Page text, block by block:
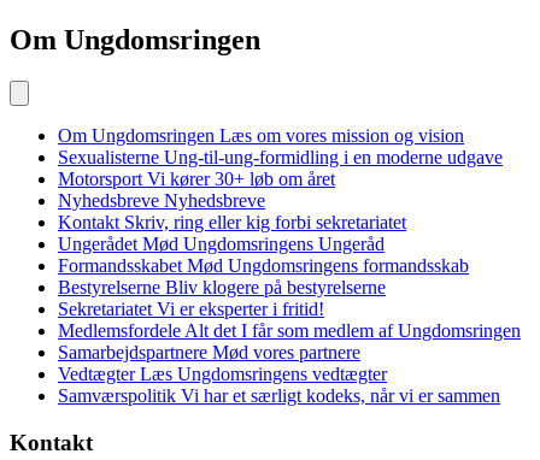
Om Ungdomsringen
Om Ungdomsringen Læs om vores mission og vision
Sexualisterne Ung-til-ung-formidling i en moderne udgave
Motorsport Vi kører 30+ løb om året
Nyhedsbreve Nyhedsbreve
Kontakt Skriv, ring eller kig forbi sekretariatet
Ungerådet Mød Ungdomsringens Ungeråd
Formandsskabet Mød Ungdomsringens formandsskab
Bestyrelserne Bliv klogere på bestyrelserne
Sekretariatet Vi er eksperter i fritid!
Medlemsfordele Alt det I får som medlem af Ungdomsringen
Samarbejdspartnere Mød vores partnere
VedtægterLæs Ungdomsringens vedtægter
Samværspolitik Vi har et særligt kodeks, når vi er sammen
Kontakt